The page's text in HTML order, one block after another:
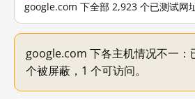
google.com 下全部 2,923 个已测试网
google.com 下各主机情况不一：
个被屏蔽，1 个可访问。